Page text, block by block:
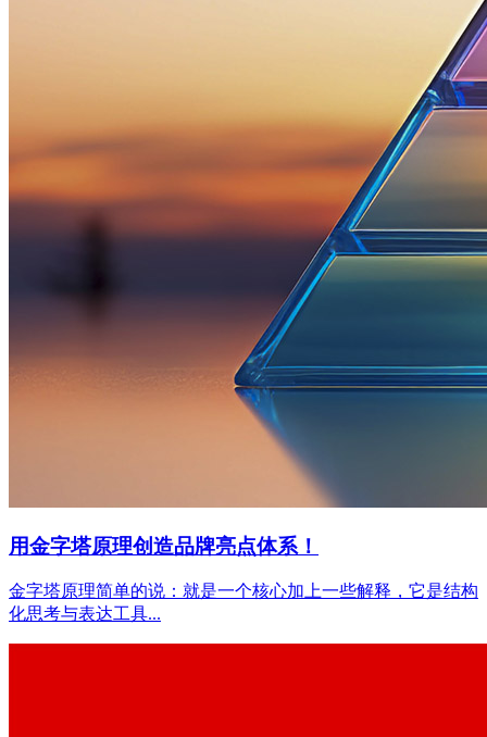
用金字塔原理创造品牌亮点体系！
金字塔原理简单的说：就是一个核心加上一些解释，它是结构
化思考与表达工具...